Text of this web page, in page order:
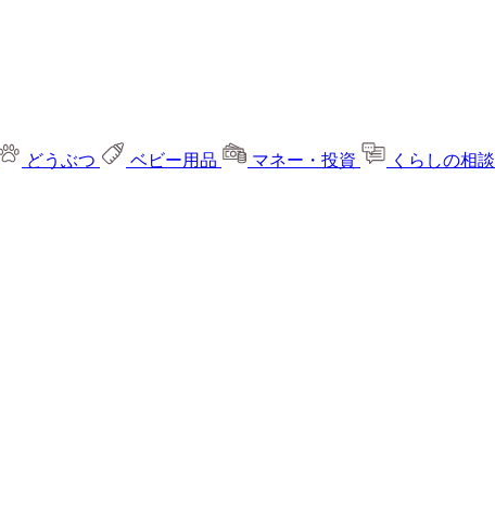
どうぶつ ベビー用品 マネー・投資 くらしの相談